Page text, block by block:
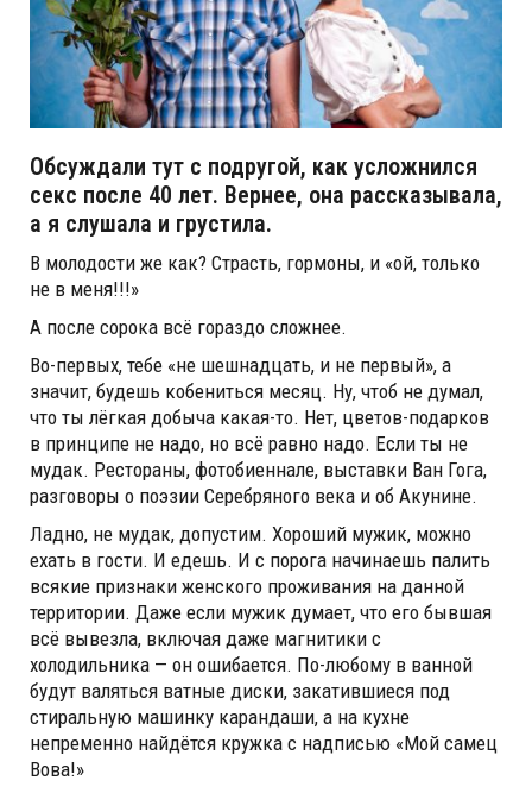
Обсуждали тут с подругой, как усложнился
секс после 40 лет. Вернее, она рассказывала,
а я слушала и грустила.
В молодости же как? Страсть, гормоны, и «ой, только
не в меня!!!»
А после сорока всё гораздо сложнее.
Во-первых, тебе «не шешнадцать, и не первый», а
значит, будешь кобениться месяц. Ну, чтоб не думал,
что ты лёгкая добыча какая-то. Нет, цветов-подарков
в принципе не надо, но всё равно надо. Если ты не
мудак. Рестораны, фотобиеннале, выставки Ван Гога,
разговоры о поэзии Серебряного века и об Акунине.
Ладно, не мудак, допустим. Хороший мужик, можно
ехать в гости. И едешь. И с порога начинаешь палить
всякие признаки женского проживания на данной
территории. Даже если мужик думает, что его бывшая
всё вывезла, включая даже магнитики с
холодильника — он ошибается. По-любому в ванной
будут валяться ватные диски, закатившиеся под
стиральную машинку карандаши, а на кухне
непременно найдётся кружка с надписью «Мой самец
Вова!»